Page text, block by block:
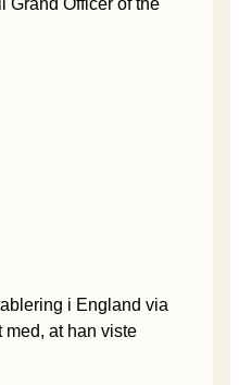
Grand Officer of the
i England via
at han viste